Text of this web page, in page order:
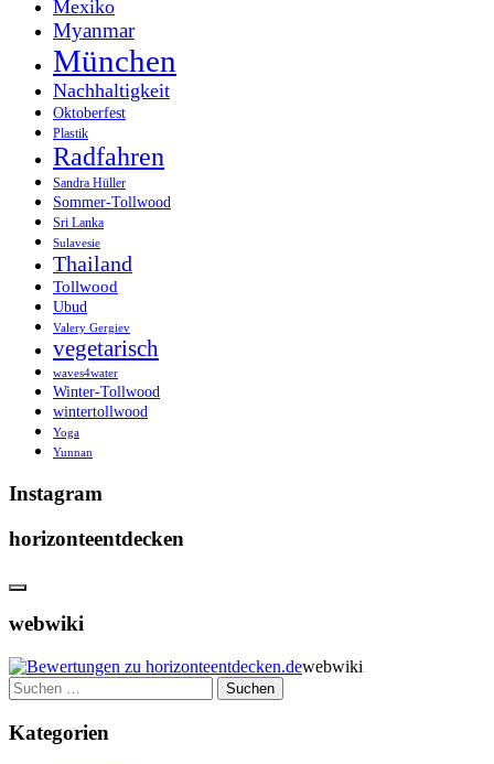
Mexiko
Myanmar
München
Nachhaltigkeit
Oktoberfest
Plastik
Radfahren
Sandra Hüller
Sommer-Tollwood
Sri Lanka
Sulavesie
Thailand
Tollwood
Ubud
Valery Gergiev
vegetarisch
waves4water
Winter-Tollwood
wintertollwood
Yoga
Yunnan
Instagram
horizonteentdecken
webwiki
webwiki
Suchen
nach:
Kategorien